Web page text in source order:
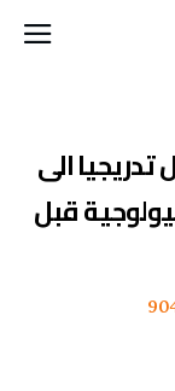
الى
قبل